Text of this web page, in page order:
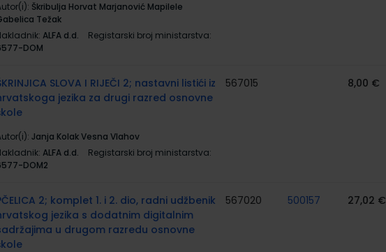
Škribulja Horvat Marjanović Mapilele
Težak
ALFA d.d.
Registarski broj ministarstva:
DOM
SLOVA I RIJEČI 2; nastavni listići iz
jezika za drugi razred osnovne
Janja Kolak Vesna Vlahov
ALFA d.d.
Registarski broj ministarstva:
DOM2
567015 8,00 €
2; komplet 1. i 2. dio, radni udžbenik
jezika s dodatnim digitalnim
u drugom razredu osnovne
567020 500157 27,02 €